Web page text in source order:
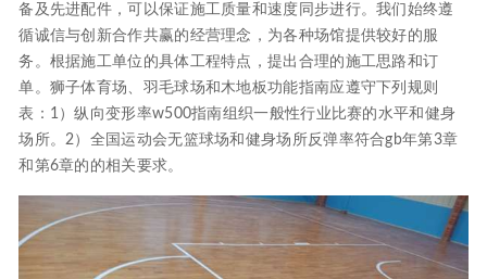
备及先进配件，可以保证施工质量和速度同步进行。我们始终遵
循诚信与创新合作共赢的经营理念，为各种场馆提供较好的服
务。根据施工单位的具体工程特点，提出合理的施工思路和订
单。狮子体育场、羽毛球场和木地板功能指南应遵守下列规则
表：1）纵向变形率w500指南组织一般性行业比赛的水平和健身
场所。2）全国运动会无篮球场和健身场所反弹率符合gb年第3章
和第6章的的相关要求。